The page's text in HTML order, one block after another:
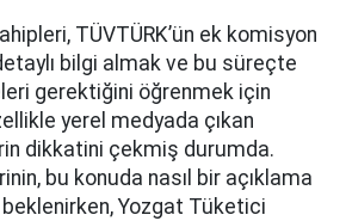
TÜVTÜRK’ün ek komisyon
bilgi almak ve bu süreçte
gerektiğini öğrenmek için
yerel medyada çıkan
dikkatini çekmiş durumda.
bu konuda nasıl bir açıklama
Yozgat Tüketici